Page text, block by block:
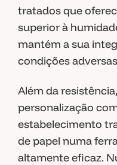
tratados que
superior à
mantém a sua
condições
Além da
personalização
estabelecimento
de papel numa
altamente eficaz.